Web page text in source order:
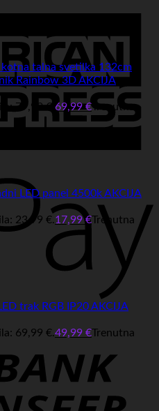
kotna talna svetilka 132cm
Rainbow 3D AKCIJA
79,99 €. 69,99€Trenutna
LED panel 4500k AKCIJA
23,99 €.17,99€Trenutna
trak RGB IP20 AKCIJA
69,99 €.49,99 €Trenutna